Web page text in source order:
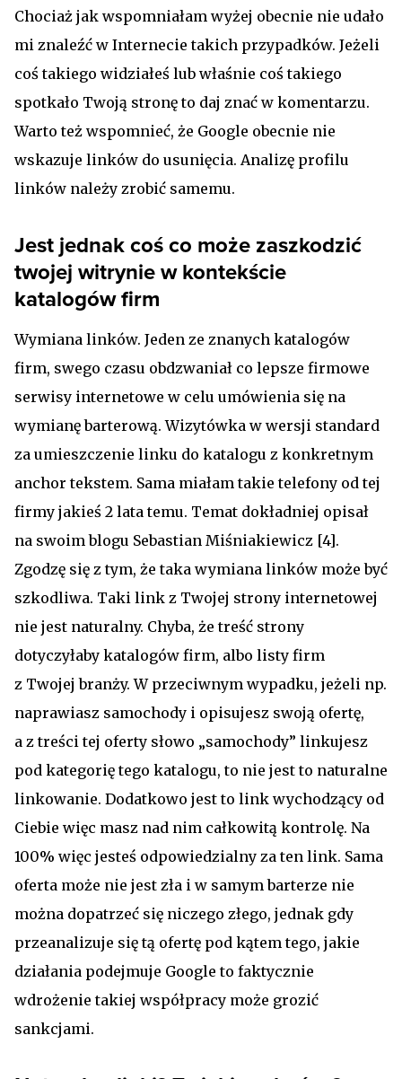
Chociaż jak wspomniałam wyżej obecnie nie udało
mi znaleźć w Internecie takich przypadków. Jeżeli
coś takiego widziałeś lub właśnie coś takiego
spotkało Twoją stronę to daj znać w komentarzu.
Warto też wspomnieć, że Google obecnie nie
wskazuje linków do usunięcia. Analizę profilu
linków należy zrobić samemu.
Jest jednak coś co może zaszkodzić
twojej witrynie w kontekście
katalogów firm
Wymiana linków. Jeden ze znanych katalogów
firm, swego czasu obdzwaniał co lepsze firmowe
serwisy internetowe w celu umówienia się na
wymianę barterową. Wizytówka w wersji standard
za umieszczenie linku do katalogu z konkretnym
anchor tekstem. Sama miałam takie telefony od tej
firmy jakieś 2 lata temu. Temat dokładniej opisał
na swoim blogu Sebastian Miśniakiewicz [4].
Zgodzę się z tym, że taka wymiana linków może być
szkodliwa. Taki link z Twojej strony internetowej
nie jest naturalny. Chyba, że treść strony
dotyczyłaby katalogów firm, albo listy firm
z Twojej branży. W przeciwnym wypadku, jeżeli np.
naprawiasz samochody i opisujesz swoją ofertę,
a z treści tej oferty słowo „samochody” linkujesz
pod kategorię tego katalogu, to nie jest to naturalne
linkowanie. Dodatkowo jest to link wychodzący od
Ciebie więc masz nad nim całkowitą kontrolę. Na
100% więc jesteś odpowiedzialny za ten link. Sama
oferta może nie jest zła i w samym barterze nie
można dopatrzeć się niczego złego, jednak gdy
przeanalizuje się tą ofertę pod kątem tego, jakie
działania podejmuje Google to faktycznie
wdrożenie takiej współpracy może grozić
sankcjami.